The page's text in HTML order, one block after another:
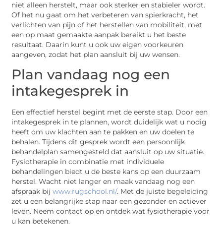
niet alleen herstelt, maar ook sterker en stabieler wordt.
Of het nu gaat om het verbeteren van spierkracht, het
verlichten van pijn of het herstellen van mobiliteit, met
een op maat gemaakte aanpak bereikt u het beste
resultaat. Daarin kunt u ook uw eigen voorkeuren
aangeven, zodat het plan aansluit bij uw wensen.
Plan vandaag nog een
intakegesprek in
Een effectief herstel begint met de eerste stap. Door een
intakegesprek in te plannen, wordt duidelijk wat u nodig
heeft om uw klachten aan te pakken en uw doelen te
behalen. Tijdens dit gesprek wordt een persoonlijk
behandelplan samengesteld dat aansluit op uw situatie.
Fysiotherapie in combinatie met individuele
behandelingen biedt u de beste kans op een duurzaam
herstel. Wacht niet langer en maak vandaag nog een
afspraak bijwww.rugschool.nl/. Met de juiste begeleiding
zet u een belangrijke stap naar een gezonder en actiever
leven. Neem contact op en ontdek wat fysiotherapie voor
u kan betekenen.